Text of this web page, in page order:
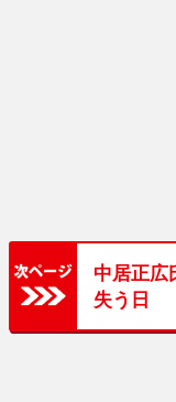
中居正広
失う日